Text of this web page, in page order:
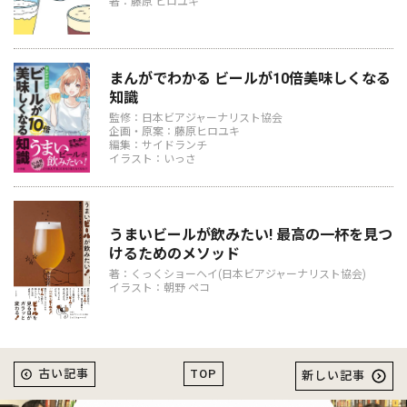
まんがでわかる ビールが10倍美味しくなる
知識
監修：日本ビアジャーナリスト協会
企画・原案：藤原ヒロユキ
編集：サイドランチ
イラスト：いっさ
うまいビールが飲みたい! 最高の一杯を見つ
けるためのメソッド
著：くっくショーヘイ(日本ビアジャーナリスト協会)
イラスト：朝野 ペコ
TOP
古い記事 新しい記事